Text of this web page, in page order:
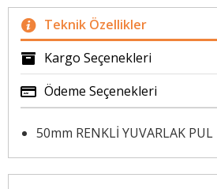
Teknik Özellikler
Kargo Seçenekleri
Ödeme Seçenekleri
50mm RENKLİ YUVARLAK PUL